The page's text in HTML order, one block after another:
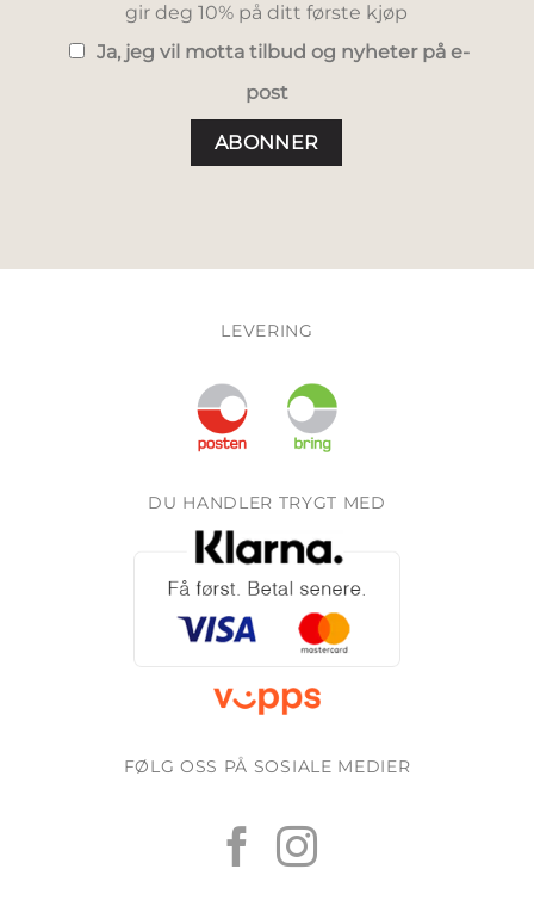
gir deg 10% på ditt første kjøp
Ja, jeg vil motta tilbud og nyheter på e-
post
LEVERING
DU HANDLER TRYGT MED
FØLG OSS PÅ SOSIALE MEDIER